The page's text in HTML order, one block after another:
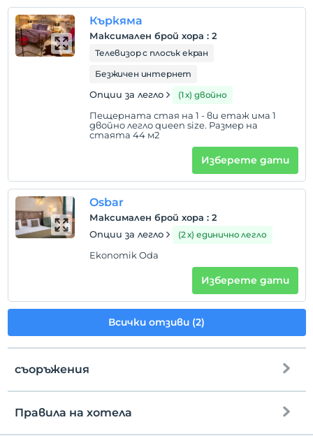
Къркяма
Максимален брой хора : 2
Телевизор с плосък екран
Безжичен интернет
Опции за легло (1 х) двойно
Пещерната стая на 1 - ви етаж има 1
двойно легло queen size. Размер на
стаята 44 м2
Изберете дати
Osbar
Максимален брой хора : 2
Опции за легло
(2 х) единично легло
Ekonomik Oda
Изберете дати
Всички отзиви (2)
съоръжения
Правила на хотела